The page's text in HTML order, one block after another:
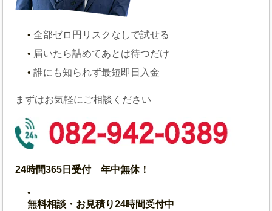
全部ゼロ円 リスクなしで試せる
届いたら詰めてあとは待つだけ
誰にも知られず最短即日入金
まずはお気軽にご相談ください
24時間365日受付 年中無休！
無料相談・お見積り24時間受付中